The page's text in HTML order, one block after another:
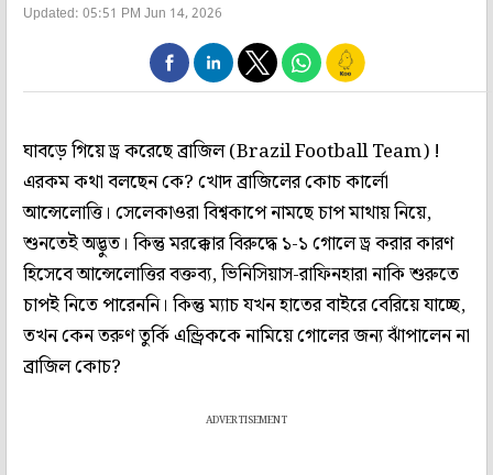
Updated: 05:51 PM Jun 14, 2026
ঘাবড়ে গিয়ে ড্র করেছে ব্রাজিল (Brazil Football Team) !
এরকম কথা বলছেন কে? খোদ ব্রাজিলের কোচ কার্লো
আন্সেলোত্তি। সেলেকাওরা বিশ্বকাপে নামছে চাপ মাথায় নিয়ে,
শুনতেই অদ্ভুত। কিন্তু মরক্কোর বিরুদ্ধে ১-১ গোলে ড্র করার কারণ
হিসেবে আন্সেলোত্তির বক্তব্য, ভিনিসিয়াস-রাফিনহারা নাকি শুরুতে
চাপই নিতে পারেননি। কিন্তু ম্যাচ যখন হাতের বাইরে বেরিয়ে যাচ্ছে,
তখন কেন তরুণ তুর্কি এন্ড্রিককে নামিয়ে গোলের জন্য ঝাঁপালেন না
ব্রাজিল কোচ?
ADVERTISEMENT